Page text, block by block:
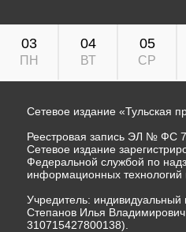
03
ПН
04
ВТ
05
СР
Сетевое издание «Тульская
Реестровая запись ЭЛ № ФС
Сетевое издание
Федеральной службой по
информационных технологий
Учредитель: индивидуальный
Степанов Илья
310715427800138).